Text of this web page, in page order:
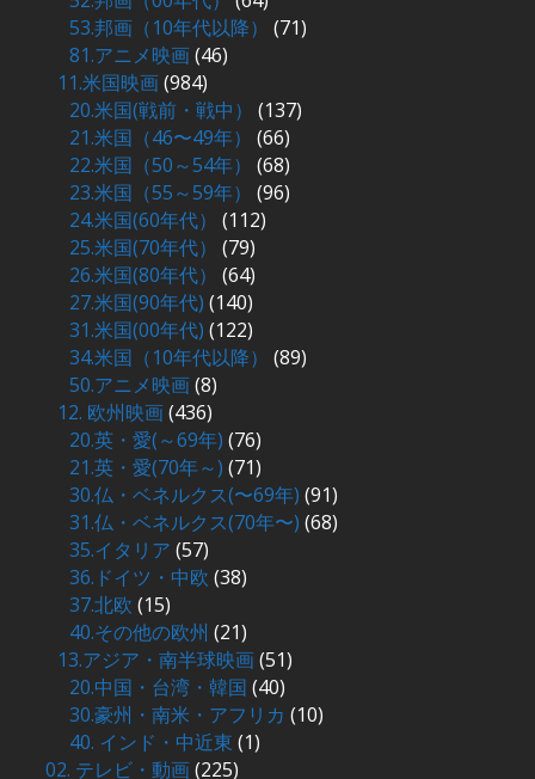
53.邦画（10年代以降）
(71)
81.アニメ映画(46)
11.米国映画(984)
20.米国(戦前・戦中）
(137)
21.米国（46〜49年）
(66)
22.米国（50～54年）
(68)
23.米国（55～59年）
(96)
24.米国(60年代）
(112)
25.米国(70年代）
(79)
26.米国(80年代）
(64)
27.米国(90年代) (140)
31.米国(00年代) (122)
34.米国（10年代以降）
(89)
50.アニメ映画(8)
12. 欧州映画(436)
20.英・愛(～69年) (76)
21.英・愛(70年～) (71)
30.仏・ベネルクス(〜69年) (91)
31.仏・ベネルクス(70年〜) (68)
35.イタリア (57)
36.ドイツ・中欧 (38)
37.北欧 (15)
40.その他の欧州 (21)
13.アジア・南半球映画(51)
20.中国・台湾・韓国 (40)
30.豪州・南米・アフリカ (10)
40. インド・中近東 (1)
02. テレビ・動画(225)